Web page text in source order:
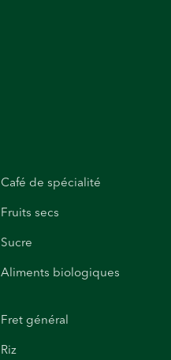
Café de spécialité
Fruits secs
Sucre
Aliments biologiques
Fret général
Riz